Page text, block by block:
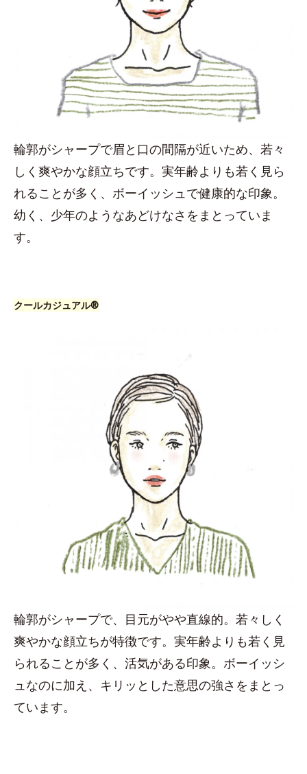
輪郭がシャープで眉と口の間隔が近いため、若々
しく爽やかな顔立ちです。実年齢よりも若く見ら
れることが多く、ボーイッシュで健康的な印象。
幼く、少年のようなあどけなさをまとっていま
す。
クールカジュアル®
輪郭がシャープで、目元がやや直線的。若々しく
爽やかな顔立ちが特徴です。実年齢よりも若く見
られることが多く、活気がある印象。ボーイッシ
ュなのに加え、キリッとした意思の強さをまとっ
ています。